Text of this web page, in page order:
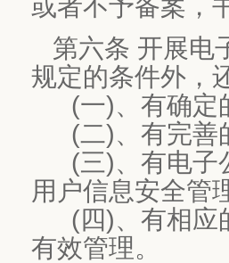
第六条 开展电
规定的条件外，
(一)、有确定
(二)、有完善
(三)、有电子
用户信息安全管
(四)、有相应
有效管理。